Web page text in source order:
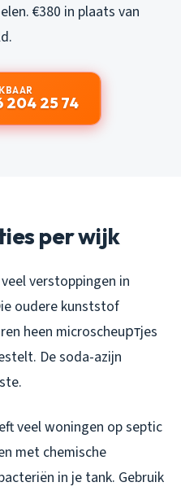
€380 in plaats van
204 25 74
per wijk
verstoppingen in
oudere kunststof
heen microscheuртjes
De soda-azijn
veel woningen op septic
met chemische
in je tank. Gebruik